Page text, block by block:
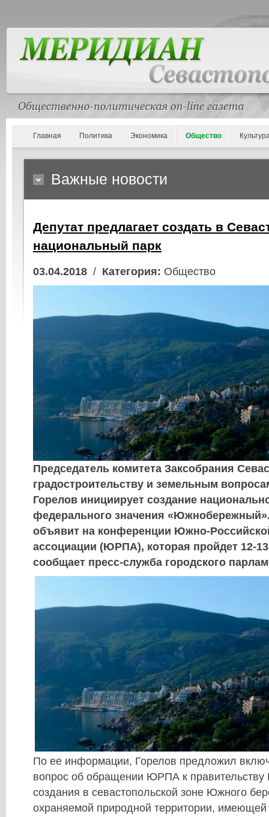
Главная Политика Экономика Общество
Важные новости
Депутат предлагает создать в
национальный парк
03.04.2018 / Категория: Общество
Председатель комитета Заксобрания
градостроительству и земельным
Горелов инициирует создание
федерального значения
объявит на конференции Южно-
ассоциации (ЮРПА), которая пройдет 12-
сообщает пресс-служба городского
По ее информации, Горелов предложил
вопрос об обращении ЮРПА к правительству
создания в севастопольской зоне Южного
охраняемой природной территории, имеющей